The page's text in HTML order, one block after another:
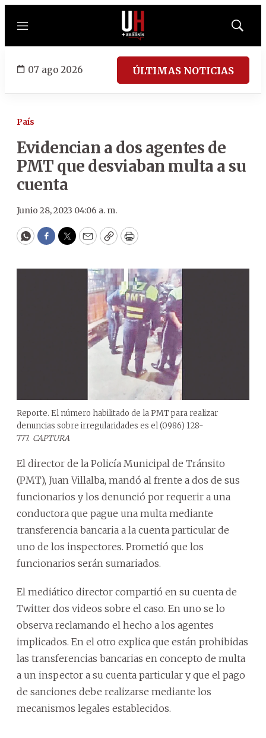
Menú
Mostrar
07 ago 2026 ÚLTIMAS NOTICIAS
País
Evidencian a dos agentes de
PMT que desviaban multa a su
cuenta
Junio 28, 2023 04:06 a. m.
WhatsApp
Facebook
Twitter
EmailCopyPrint
Reporte. El número habilitado de la PMT para realizar
denuncias sobre irregularidades es el (0986) 128-
777. CAPTURA
El director de la Policía Municipal de Tránsito
(PMT), Juan Villalba, mandó al frente a dos de sus
funcionarios y los denunció por requerir a una
conductora que pague una multa mediante
transferencia bancaria a la cuenta particular de
uno de los inspectores. Prometió que los
funcionarios serán sumariados.
El mediático director compartió en su cuenta de
Twitter dos videos sobre el caso. En uno se lo
observa reclamando el hecho a los agentes
implicados. En el otro explica que están prohibidas
las transferencias bancarias en concepto de multa
a un inspector a su cuenta particular y que el pago
de sanciones debe realizarse mediante los
mecanismos legales establecidos.